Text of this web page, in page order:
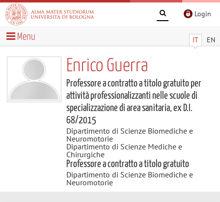
Login
IT EN
Menu
Enrico Guerra
Professore a contratto a titolo gratuito per
attività professionalizzanti nelle scuole di
specializzazione di area sanitaria, ex D.I.
68/2015
Dipartimento di Scienze Biomediche e
Neuromotorie
Dipartimento di Scienze Mediche e
Chirurgiche
Professore a contratto a titolo gratuito
Dipartimento di Scienze Biomediche e
Neuromotorie